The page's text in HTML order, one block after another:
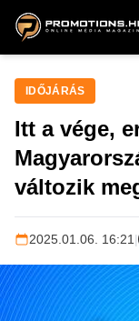
ZENE, FILM
IDŐJÁRÁS
Itt a vége,
változik
2025.01.06. 16:21 |